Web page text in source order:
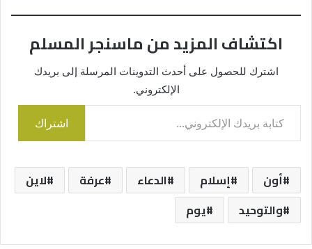
اكتشاف المزيد من ماسنجر المسلم
اشترك للحصول على أحدث التدوينات المرسلة إلى بريدك
الإلكتروني.
كتابة بريدك الإلكتروني...
اشتراك
أون إسلام الدعاء عرفة
لاين
والتوحيد
يوم